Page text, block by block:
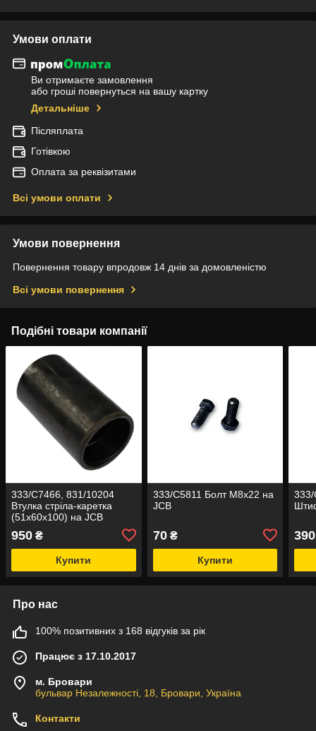
Умови оплати
Ви отримаєте замовлення
або гроші повернуться на вашу картку
Детальніше
Післяплата
Готівкою
Оплата за реквізитами
Всі умови оплати
Умови повернення
Повернення товару впродовж 14 днів за домовленістю
Всі умови повернення
Подібні товари компанії
333/C7466, 831/10204
Втулка стріла-каретка
(51x60x100) на JCB
950 ₴
Купити
333/C5811 Болт M8x22 на
JCB
70₴
Купити
333/
390
Про нас
100% позитивних з 168 відгуків за рік
Працює з 17.10.2017
м. Бровари
бульвар Незалежності, 18, Бровари, Україна
Контакти